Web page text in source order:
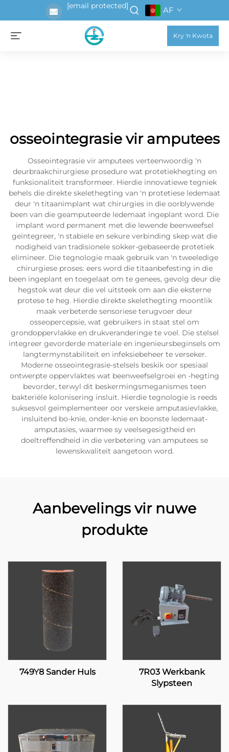
[email protected] AF
Kry 'n Kwota
osseointegrasie vir amputees
Osseointegrasie vir amputees verteenwoordig 'n
deurbraakchirurgiese prosedure wat protetiekhegting en
funksionaliteit transformeer. Hierdie innovatiewe tegniek
behels die direkte skelethegting van 'n protetiese ledemaat
deur 'n titaanimplant wat chirurgies in die oorblywende
been van die geamputeerde ledemaat ingeplant word. Die
implant word permanent met die lewende beenweefsel
geïntegreer, 'n stabiele en sekure verbinding skep wat die
nodigheid van tradisionele sokker-gebaseerde protetiek
elimineer. Die tegnologie maak gebruik van 'n tweeledige
chirurgiese proses: eers word die titaanbefesting in die
been ingeplant en toegelaat om te genees, gevolg deur die
hegstok wat deur die vel uitsteek om aan die eksterne
protese te heg. Hierdie direkte skelethegting moontlik
maak verbeterde sensoriese terugvoer deur
osseopercepsie, wat gebruikers in staat stel om
grondoppervlakke en drukveranderinge te voel. Die stelsel
integreer gevorderde materiale en ingenieursbeginsels om
langtermynstabiliteit en infeksiebeheer te verseker.
Moderne osseointegrasie-stelsels beskik oor spesiaal
ontwerpte oppervlaktes wat beenweefselgroei en -hegting
bevorder, terwyl dit beskermingsmeganismes teen
bakteriële kolonisering insluit. Hierdie tegnologie is reeds
suksesvol geïmplementeer oor verskeie amputasievlakke,
insluitend bo-knie, onder-knie en boonste ledemaat-
amputasies, waarmee sy veelsegesigtheid en
doeltreffendheid in die verbetering van amputees se
lewenskwaliteit aangetoon word.
Aanbevelings vir nuwe
produkte
749Y8 Sander Huls
7R03 Werkbank
Slypsteen